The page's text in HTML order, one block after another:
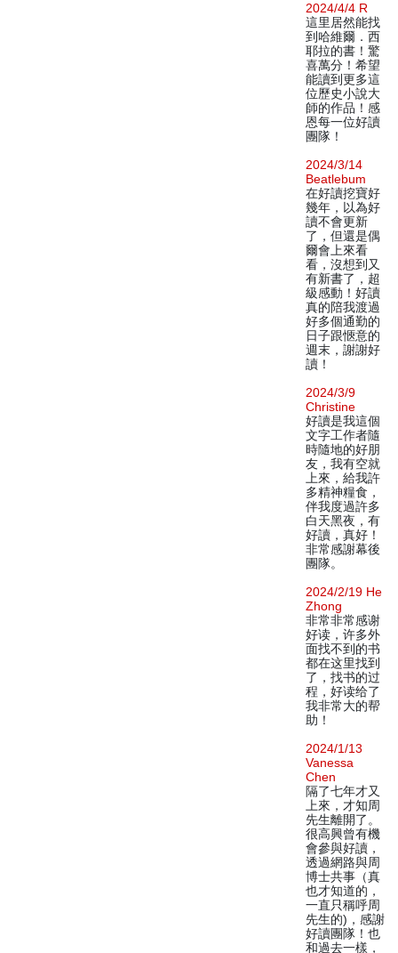
2024/4/4 R
這里居然能找
到哈維爾．西
耶拉的書！驚
喜萬分！希望
能讀到更多這
位歷史小說大
師的作品！感
恩每一位好讀
團隊！
2024/3/14
Beatlebum
在好讀挖寶好
幾年，以為好
讀不會更新
了，但還是偶
爾會上來看
看，沒想到又
有新書了，超
級感動！好讀
真的陪我渡過
好多個通勤的
日子跟愜意的
週末，謝謝好
讀！
2024/3/9
Christine
好讀是我這個
文字工作者隨
時隨地的好朋
友，我有空就
上來，給我許
多精神糧食，
伴我度過許多
白天黑夜，有
好讀，真好！
非常感謝幕後
團隊。
2024/2/19 He
Zhong
非常非常感谢
好读，许多外
面找不到的书
都在这里找到
了，找书的过
程，好读给了
我非常大的帮
助！
2024/1/13
Vanessa
Chen
隔了七年才又
上來，才知周
先生離開了。
很高興曾有機
會參與好讀，
透過網路與周
博士共事（真
也才知道的，
一直只稱呼周
先生的)，感謝
好讀團隊！也
和過去一樣，